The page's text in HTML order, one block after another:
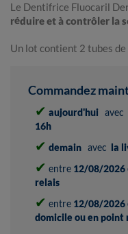
Le Dentifrice Fluocaril
réduire et à contrôler la
Un lot contient 2 tubes de
Commandez
✔ aujourd'hui avec
16h
✔ demain avec la
✔ entre 12/08/2026
relais
✔ entre 12/08/2026
domicile ou en point